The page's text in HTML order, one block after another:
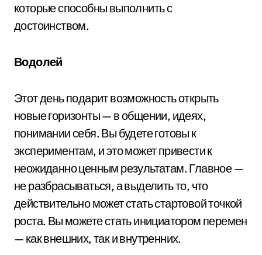
которые способны выполнить с
достоинством.
Водолей
Этот день подарит возможность открыть
новые горизонты — в общении, идеях,
понимании себя. Вы будете готовы к
экспериментам, и это может привести к
неожиданно ценным результатам. Главное —
не разбрасываться, а выделить то, что
действительно может стать стартовой точкой
роста. Вы можете стать инициатором перемен
— как внешних, так и внутренних.